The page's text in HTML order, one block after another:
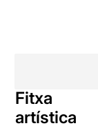
Fitxa
artística